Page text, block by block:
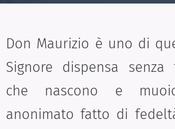
Don Maurizio è uno di
Signore dispensa senza
che nascono e
anonimato fatto di